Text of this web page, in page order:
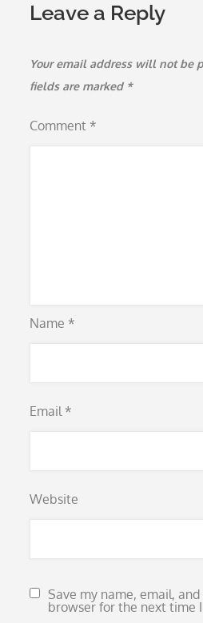
Leave a Reply
Your email address will not be
fields are marked *
Comment *
Name *
Email *
Website
Save my name, email,
browser for the next time